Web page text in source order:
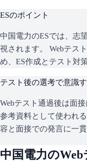
ESのポイント
中国電力のESでは、志
視されます。 Webテス
め、ES作成とテスト対
テスト後の選考で意識
Webテスト通過後は面
参考資料として使われ
容と面接での発言に一
中国電力の